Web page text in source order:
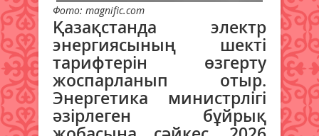
Фото: magnific.com
Қазақстанда электр
энергиясының шекті
тарифтерін өзгерту
жоспарланып отыр.
Энергетика министрлігі
әзірлеген бұйрық